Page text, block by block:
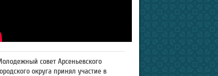
совет Арсеньевского
округа принял участие в